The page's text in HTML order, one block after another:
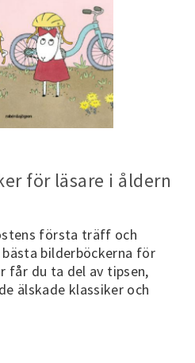
för läsare i åldern
första träff och
bilderböckerna för
får du ta del av tipsen,
älskade klassiker och